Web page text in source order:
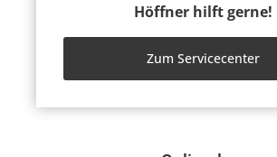
Höffner hilft gerne!
Zum Servicecenter